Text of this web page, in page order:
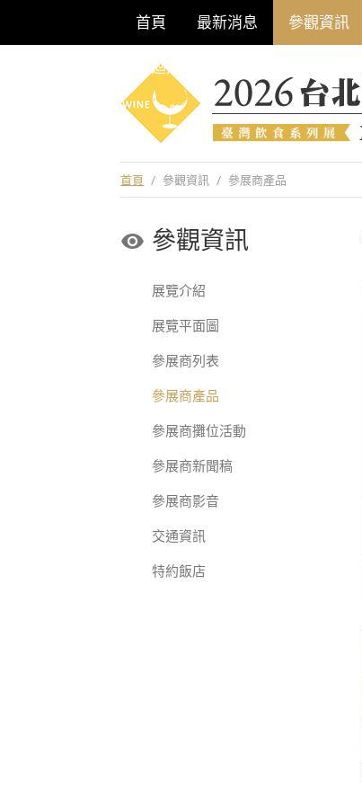
首頁 最新消息 參觀資訊
巡迴酒展系列
首頁 / 參觀資訊 / 參展商產品
參觀資訊
展覽介紹
展覽平面圖
參展商列表
參展商產品
參展商攤位活動
參展商新聞稿
參展商影音
交通資訊
特約飯店